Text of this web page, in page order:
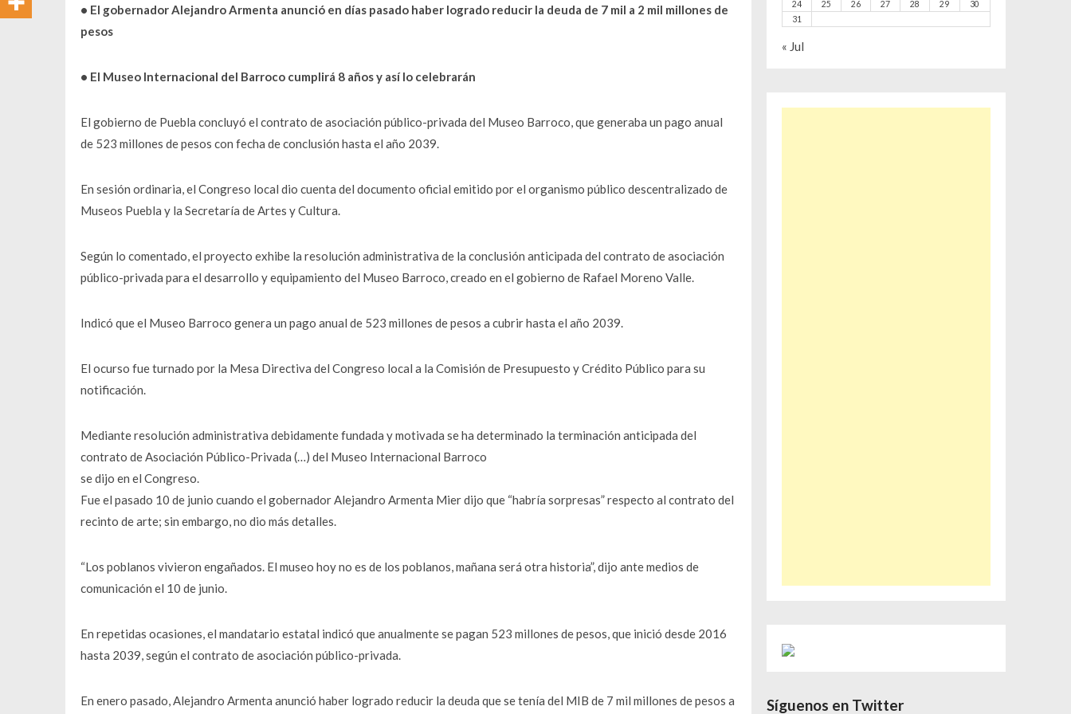
• El gobernador Alejandro Armenta anunció en días pasado haber logrado reducir la deuda de 7 mil a 2 mil millones de
pesos
• El Museo Internacional del Barroco cumplirá 8 años y así lo celebrarán
El gobierno de Puebla concluyó el contrato de asociación público-privada del Museo Barroco, que generaba un pago anual
de 523 millones de pesos con fecha de conclusión hasta el año 2039.
En sesión ordinaria, el Congreso local dio cuenta del documento oficial emitido por el organismo público descentralizado de
Museos Puebla y la Secretaría de Artes y Cultura.
Según lo comentado, el proyecto exhibe la resolución administrativa de la conclusión anticipada del contrato de asociación
público-privada para el desarrollo y equipamiento del Museo Barroco, creado en el gobierno de Rafael Moreno Valle.
Indicó que el Museo Barroco genera un pago anual de 523 millones de pesos a cubrir hasta el año 2039.
El ocurso fue turnado por la Mesa Directiva del Congreso local a la Comisión de Presupuesto y Crédito Público para su
notificación.
Mediante resolución administrativa debidamente fundada y motivada se ha determinado la terminación anticipada del
contrato de Asociación Público-Privada (…) del Museo Internacional Barroco
se dijo en el Congreso.
Fue el pasado 10 de junio cuando el gobernador Alejandro Armenta Mier dijo que “habría sorpresas” respecto al contrato del
recinto de arte; sin embargo, no dio más detalles.
“Los poblanos vivieron engañados. El museo hoy no es de los poblanos, mañana será otra historia”, dijo ante medios de
comunicación el 10 de junio.
En repetidas ocasiones, el mandatario estatal indicó que anualmente se pagan 523 millones de pesos, que inició desde 2016
hasta 2039, según el contrato de asociación público-privada.
En enero pasado, Alejandro Armenta anunció haber logrado reducir la deuda que se tenía del MIB de 7 mil millones de pesos a
24
25 26 27 28 29
30
31
« Jul
Síguenos en Twitter